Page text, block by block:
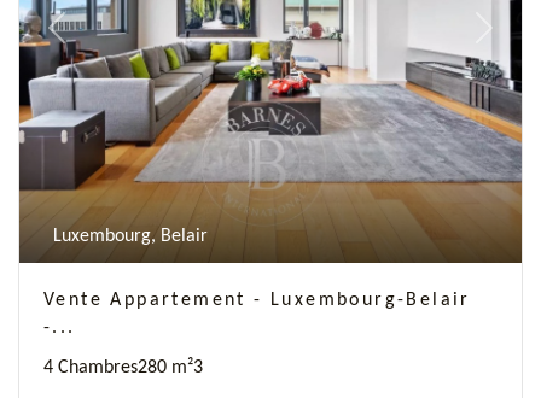
Previous Next
Luxembourg, Belair
Vente Appartement - Luxembourg-Belair
-...
4 Chambres280 m²3